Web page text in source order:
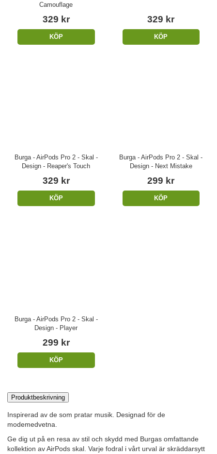
Camouflage
329 kr
KÖP
329 kr
KÖP
Burga - AirPods Pro 2 - Skal -
Design - Reaper's Touch
329 kr
KÖP
Burga - AirPods Pro 2 - Skal -
Design - Next Mistake
299 kr
KÖP
Burga - AirPods Pro 2 - Skal -
Design - Player
299 kr
KÖP
Produktbeskrivning
Inspirerad av de som pratar musik. Designad för de
modemedvetna.
Ge dig ut på en resa av stil och skydd med Burgas omfattande
kollektion av AirPods skal. Varje fodral i vårt urval är skräddarsytt